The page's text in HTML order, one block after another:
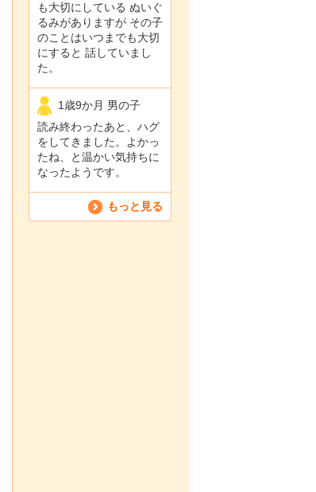
も大切にしている ぬいぐ
るみがありますが その子
のことはいつまでも大切
にすると 話していまし
た。
1歳9か月 男の子
読み終わったあと、ハグ
をしてきました。よかっ
たね、と温かい気持ちに
なったようです。
もっと見る